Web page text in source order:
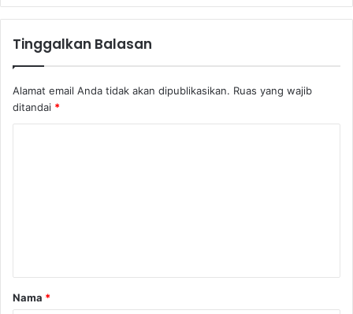
Tinggalkan Balasan
Alamat email Anda tidak akan dipublikasikan. Ruas yang wajib
ditandai *
a
r
Nama *